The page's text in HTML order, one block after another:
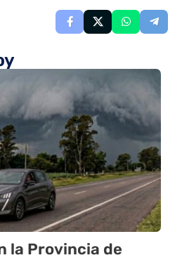
la Provincia de